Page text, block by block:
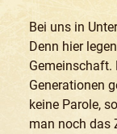
Bei uns in
Denn hier
Gemeinschaft.
Generationen
keine Parole,
man noch das